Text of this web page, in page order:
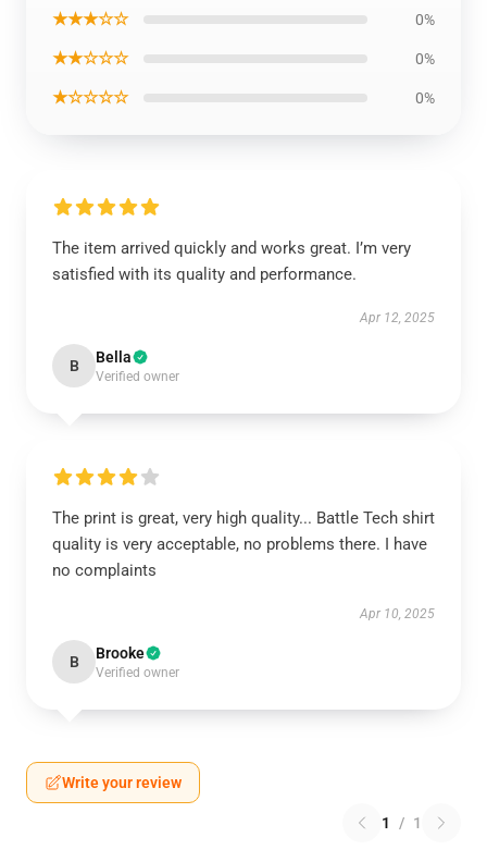
★★★☆☆ 0%
★★☆☆☆ 0%
★☆☆☆☆ 0%
The item arrived quickly and works great. I’m very
satisfied with its quality and performance.
Apr 12, 2025
B Bella
Verified owner
The print is great, very high quality... Battle Tech shirt
quality is very acceptable, no problems there. I have
no complaints
Apr 10, 2025
B Brooke
Verified owner
Write your review
1 / 1